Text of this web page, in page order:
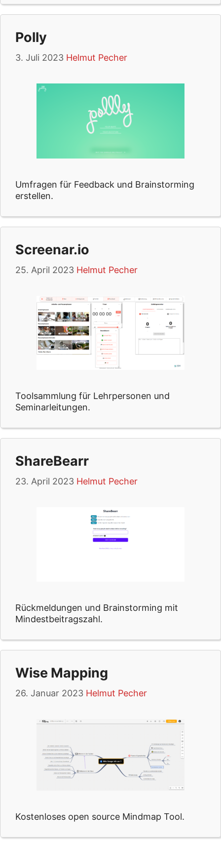
Polly
3. Juli 2023 Helmut Pecher
Umfragen für Feedback und Brainstorming
erstellen.
Screenar.io
25. April 2023 Helmut Pecher
Toolsammlung für Lehrpersonen und
Seminarleitungen.
ShareBearr
23. April 2023 Helmut Pecher
Rückmeldungen und Brainstorming mit
Mindestbeitragszahl.
Wise Mapping
26. Januar 2023 Helmut Pecher
Kostenloses open source Mindmap Tool.